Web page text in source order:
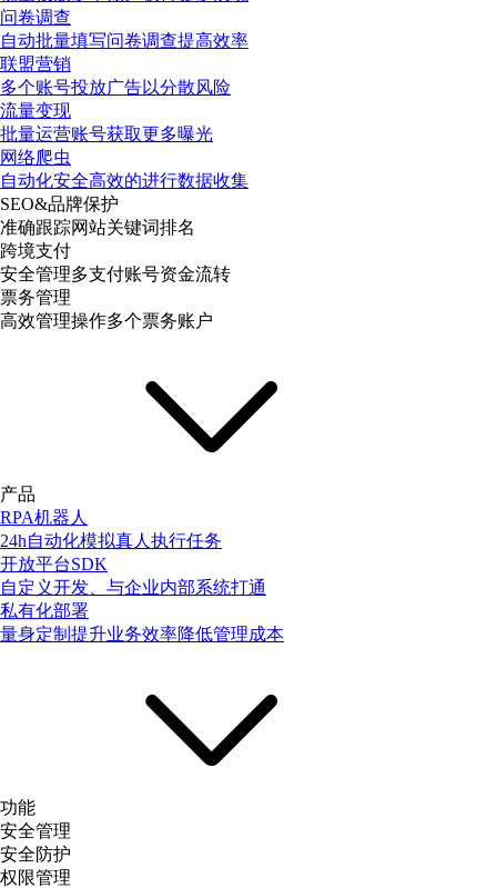
问卷调查
自动批量填写问卷调查提高效率
联盟营销
多个账号投放广告以分散风险
流量变现
批量运营账号获取更多曝光
网络爬虫
自动化安全高效的进行数据收集
SEO&品牌保护
准确跟踪网站关键词排名
跨境支付
安全管理多支付账号资金流转
票务管理
高效管理操作多个票务账户
产品
RPA机器人
24h自动化模拟真人执行任务
开放平台SDK
自定义开发、与企业内部系统打通
私有化部署
量身定制提升业务效率降低管理成本
功能
安全管理
安全防护
权限管理